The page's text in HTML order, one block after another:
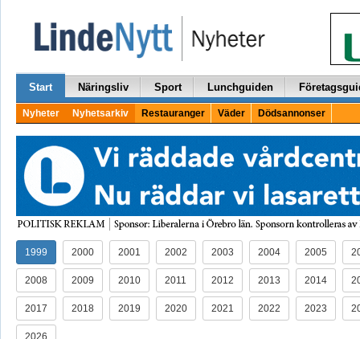
Start Näringsliv Sport Lunchguiden
Nyheter Nyhetsarkiv Restauranger Väder Dödsannonser
1999 2000 2001 2002 2003 2004 2005
2008 2009 2010 2011 2012 2013 2014
2017 2018 2019 2020 2021 2022 2023
2026